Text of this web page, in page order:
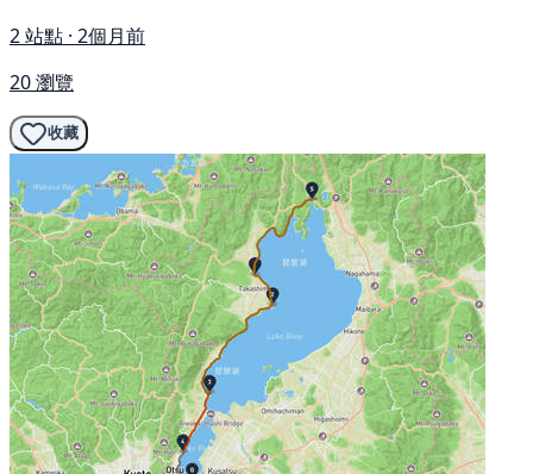
2 站點 · 2個月前
20 瀏覽
收藏